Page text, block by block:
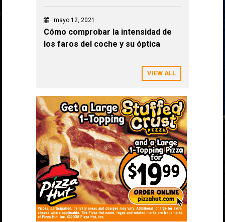
mayo 12, 2021
Cómo comprobar la intensidad de
los faros del coche y su óptica
VIEW ALL